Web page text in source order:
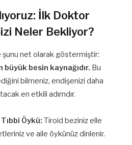
İlk Doktor
Neler Bekliyor?
şunu net olarak göstermiştir:
besin kaynağıdır. Bu
bilmeniz, endişenizi daha
en etkili adımdır.
Öykü: Tiroid beziniz elle
ve aile öykünüz dinlenir.